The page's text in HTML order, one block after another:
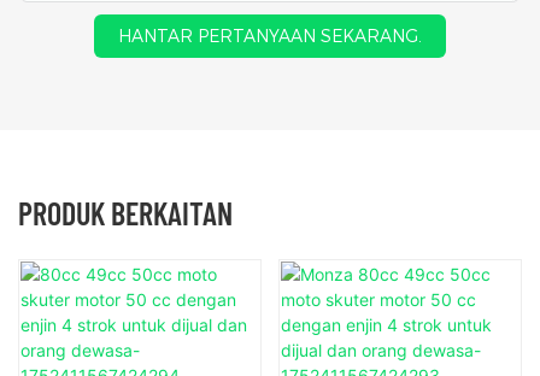
HANTAR PERTANYAAN SEKARANG.
PRODUK BERKAITAN